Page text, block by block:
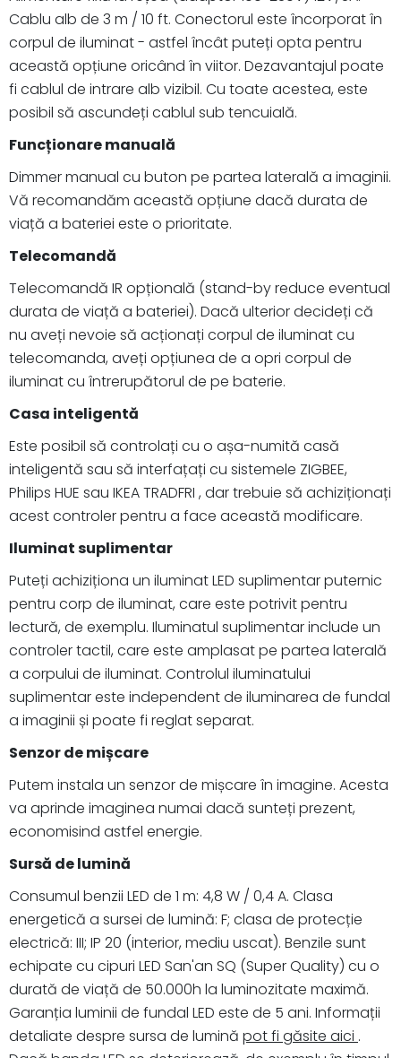
Cablu alb de 3 m / 10 ft. Conectorul este încorporat în
corpul de iluminat - astfel încât puteți opta pentru
această opțiune oricând în viitor. Dezavantajul poate
fi cablul de intrare alb vizibil. Cu toate acestea, este
posibil să ascundeți cablul sub tencuială.
Funcționare manuală
Dimmer manual cu buton pe partea laterală a imaginii.
Vă recomandăm această opțiune dacă durata de
viață a bateriei este o prioritate.
Telecomandă
Telecomandă IR opțională (stand-by reduce eventual
durata de viață a bateriei). Dacă ulterior decideți că
nu aveți nevoie să acționați corpul de iluminat cu
telecomanda, aveți opțiunea de a opri corpul de
iluminat cu întrerupătorul de pe baterie.
Casa inteligentă
Este posibil să controlați cu o așa-numită casă
inteligentă sau să interfațați cu sistemele ZIGBEE,
Philips HUE sau IKEA TRADFRI , dar trebuie să achiziționați
acest controler pentru a face această modificare.
Iluminat suplimentar
Puteți achiziționa un iluminat LED suplimentar puternic
pentru corp de iluminat, care este potrivit pentru
lectură, de exemplu. Iluminatul suplimentar include un
controler tactil, care este amplasat pe partea laterală
a corpului de iluminat. Controlul iluminatului
suplimentar este independent de iluminarea de fundal
a imaginii și poate fi reglat separat.
Senzor de mișcare
Putem instala un senzor de mișcare în imagine. Acesta
va aprinde imaginea numai dacă sunteți prezent,
economisind astfel energie.
Sursă de lumină
Consumul benzii LED de 1 m: 4,8 W / 0,4 A. Clasa
energetică a sursei de lumină: F; clasa de protecție
electrică: III; IP 20 (interior, mediu uscat). Benzile sunt
echipate cu cipuri LED San'an SQ (Super Quality) cu o
durată de viață de 50.000h la luminozitate maximă.
Garanția luminii de fundal LED este de 5 ani. Informații
detaliate despre sursa de lumină pot fi găsite aici .